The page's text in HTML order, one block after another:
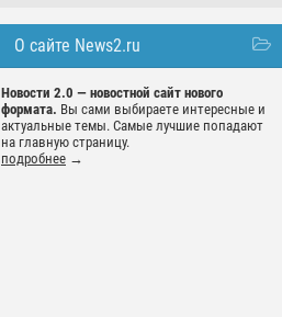
О сайте News2.ru
Новости 2.0 — новостной сайт нового
формата. Вы сами выбираете интересные и
актуальные темы. Самые лучшие попадают
на главную страницу.
подробнее →